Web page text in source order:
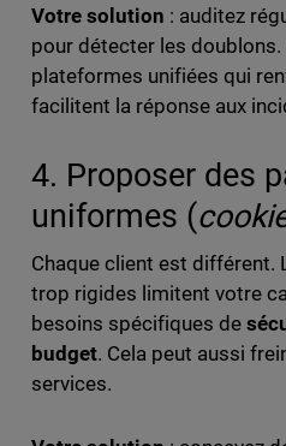
Votre solution : auditez
pour détecter les doublons.
plateformes unifiées qui
facilitent la réponse aux
4. Proposer des
uniformes (
Chaque client est différent.
trop rigides limitent votre
besoins spécifiques de
budget. Cela peut aussi
services.